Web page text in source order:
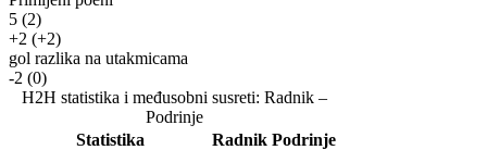
5 (2)
+2 (+2)
gol razlika na utakmicama
-2 (0)
H2H statistika i međusobni susreti: Radnik –
Podrinje
Statistika
Radnik Podrinje